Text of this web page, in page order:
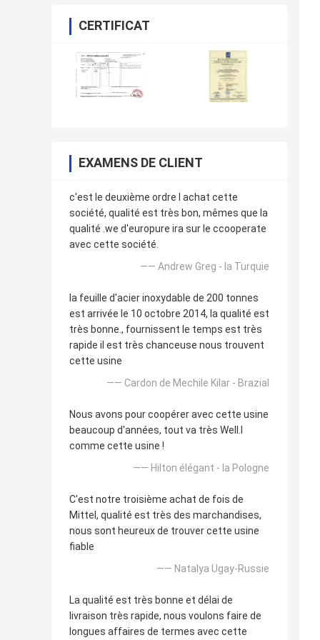
CERTIFICAT
EXAMENS DE CLIENT
c'est le deuxième ordre l achat cette
société, qualité est très bon, mêmes que la
qualité .we d'europure ira sur le ccooperate
avec cette société.
—— Andrew Greg - la Turquie
la feuille d'acier inoxydable de 200 tonnes
est arrivée le 10 octobre 2014, la qualité est
très bonne., fournissent le temps est très
rapide il est très chanceuse nous trouvent
cette usine
—— Cardon de Mechile Kilar - Brazial
Nous avons pour coopérer avec cette usine
beaucoup d'années, tout va très Well.l
comme cette usine !
—— Hilton élégant - la Pologne
C'est notre troisième achat de fois de
Mittel, qualité est très des marchandises,
nous sont heureux de trouver cette usine
fiable
—— Natalya Ugay-Russie
La qualité est très bonne et délai de
livraison très rapide, nous voulons faire de
longues affaires de termes avec cette